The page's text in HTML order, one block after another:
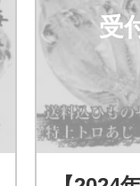
受